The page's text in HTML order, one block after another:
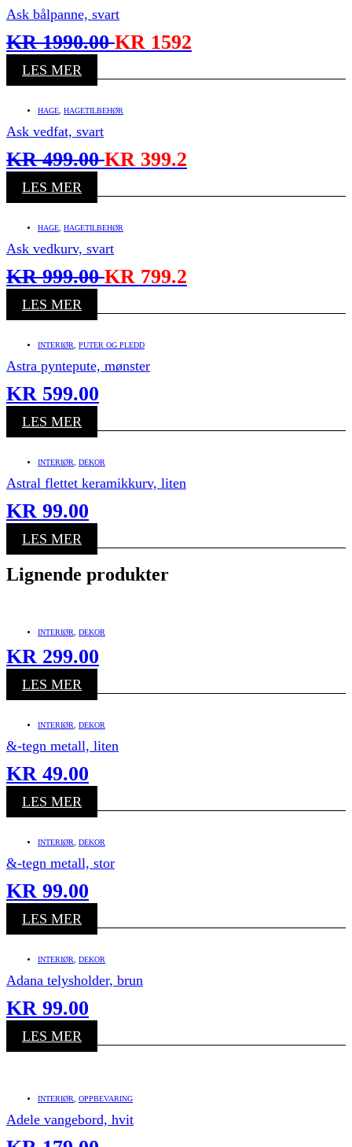
Ask bålpanne, svart
KR1990.00KR 1592
LES MER
HAGE HAGETILBEHØR
Ask vedfat, svart
KR499.00KR 399.2
LES MER
HAGE HAGETILBEHØR
Ask vedkurv, svart
KR999.00KR 799.2
LES MER
INTERIØR PUTER OG PLEDD
Astra pyntepute, mønster
KR 599.00
LES MER
INTERIØR DEKOR
Astral flettet keramikkurv, liten
KR 99.00
LES MER
Lignende produkter
INTERIØR DEKOR
KR 299.00
LES MER
INTERIØR DEKOR
&-tegn metall, liten
KR 49.00
LES MER
INTERIØR DEKOR
&-tegn metall, stor
KR 99.00
LES MER
INTERIØR DEKOR
Adana telysholder, brun
KR 99.00
LES MER
INTERIØR OPPBEVARING
Adele vangebord, hvit